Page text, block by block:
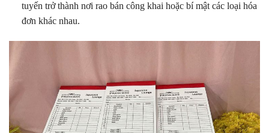
tuyến trở thành nơi rao bán công khai hoặc bí mật các loại hóa
đơn khác nhau.